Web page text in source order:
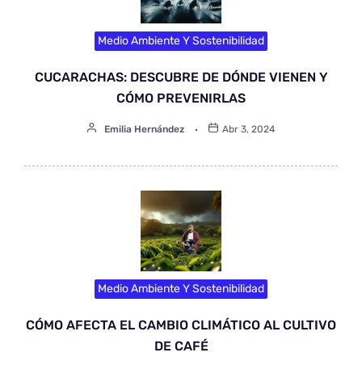
Medio Ambiente Y Sostenibilidad
CUCARACHAS: DESCUBRE DE DÓNDE VIENEN Y
CÓMO PREVENIRLAS
Emilia Hernández Abr 3, 2024
Medio Ambiente Y Sostenibilidad
CÓMO AFECTA EL CAMBIO CLIMÁTICO AL CULTIVO
DE CAFÉ